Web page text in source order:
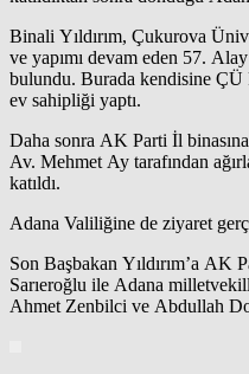
Binali Yıldırım, Çukurova
ve yapımı devam eden 57.
bulundu. Burada kendisine
ev sahipliği yaptı.
Daha sonra AK Parti İl
Av. Mehmet Ay tarafından
katıldı.
Adana Valiliğine de ziyaret
Son Başbakan Yıldırım’a AK
Sarıeroğlu ile Adana
Ahmet Zenbilci ve Abdullah